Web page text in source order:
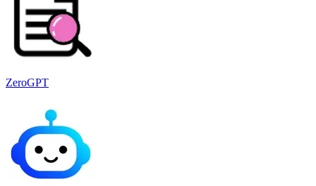
ZeroGPT